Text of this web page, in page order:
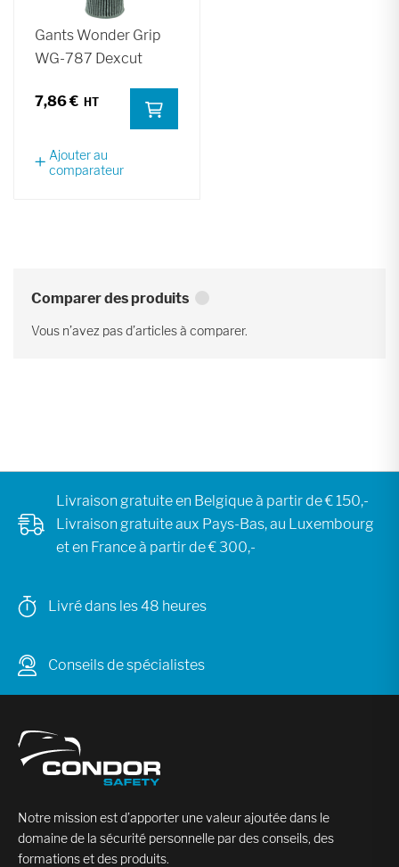
Gants Wonder Grip
WG-787 Dexcut
7,86 €
Ajouter au
comparateur
Comparer des produits
Vous n’avez pas d’articles à comparer.
Livraison gratuite en Belgique à partir de € 150,-
Livraison gratuite aux Pays-Bas, au Luxembourg
et en France à partir de € 300,-
Livré dans les 48 heures
Conseils de spécialistes
Notre mission est d’apporter une valeur ajoutée dans le
domaine de la sécurité personnelle par des conseils, des
formations et des produits.